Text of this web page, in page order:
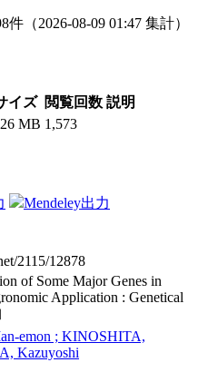
件 （2026-08-09 01:47 集計）
イズ 閲覧回数 説明
MB 1,573
Mendeley出力
2115/12878
of Some Major Genes in
Application : Genetical
emon ; KINOSHITA,
Kazuyoshi